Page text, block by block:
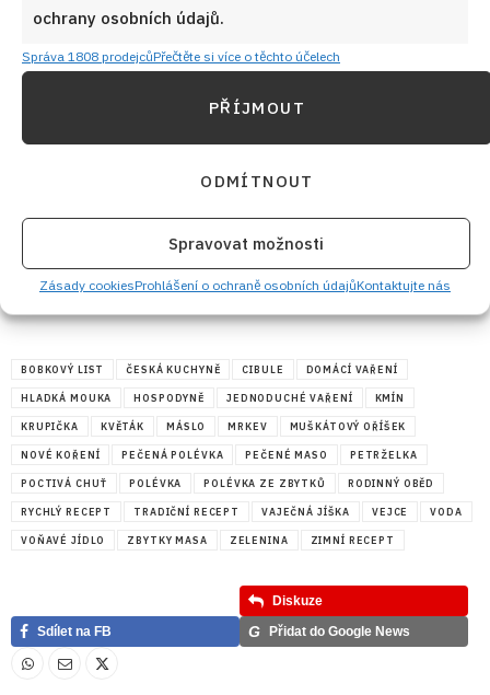
ochrany osobních údajů.
Správa 1808 prodejcůPřečtěte si více o těchto účelech
PŘÍJMOUT
ODMÍTNOUT
Spravovat možnosti
Zásady cookiesProhlášení o ochraně osobních údajůKontaktujte nás
BOBKOVÝ LIST ČESKÁ KUCHYNĚ CIBULE DOMÁCÍ VAŘENÍ
HLADKÁ MOUKA HOSPODYNĚ JEDNODUCHÉ VAŘENÍ KMÍN
KRUPIČKA KVĚTÁK MÁSLO MRKEV MUŠKÁTOVÝ OŘÍŠEK
NOVÉ KOŘENÍ PEČENÁ POLÉVKA PEČENÉ MASO PETRŽELKA
POCTIVÁ CHUŤ POLÉVKA POLÉVKA ZE ZBYTKŮ RODINNÝ OBĚD
RYCHLÝ RECEPT TRADIČNÍ RECEPT VAJEČNÁ JÍŠKA VEJCE VODA
VOŇAVÉ JÍDLO ZBYTKY MASA ZELENINA ZIMNÍ RECEPT
Diskuze
Sdílet na FB
G Přidat do Google News